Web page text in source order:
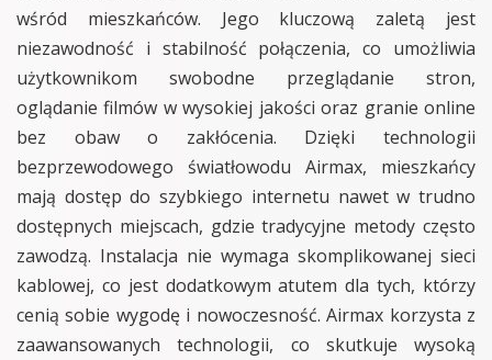
wśród mieszkańców. Jego kluczową zaletą jest
niezawodność i stabilność połączenia, co umożliwia
użytkownikom swobodne przeglądanie stron,
oglądanie filmów w wysokiej jakości oraz granie online
bez obaw o zakłócenia. Dzięki technologii
bezprzewodowego światłowodu Airmax, mieszkańcy
mają dostęp do szybkiego internetu nawet w trudno
dostępnych miejscach, gdzie tradycyjne metody często
zawodzą. Instalacja nie wymaga skomplikowanej sieci
kablowej, co jest dodatkowym atutem dla tych, którzy
cenią sobie wygodę i nowoczesność. Airmax korzysta z
zaawansowanych technologii, co skutkuje wysoką